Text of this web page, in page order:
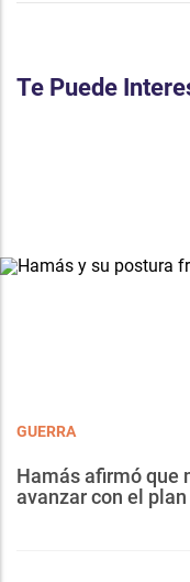
Te Puede
GUERRA
Hamás afirmó que
avanzar con el